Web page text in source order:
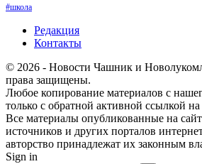
#школа
Редакция
Контакты
© 2026 - Новости Чашник и
права защищены.
Любое копирование материалов с
только с обратной активной ссылкой на
Все материалы опубликованные на
источников и других порталов
авторство принадлежат их законным
Sign in